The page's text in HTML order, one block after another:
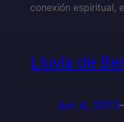
conexión espiritual,
Lluvia de
Jun 4, 2013